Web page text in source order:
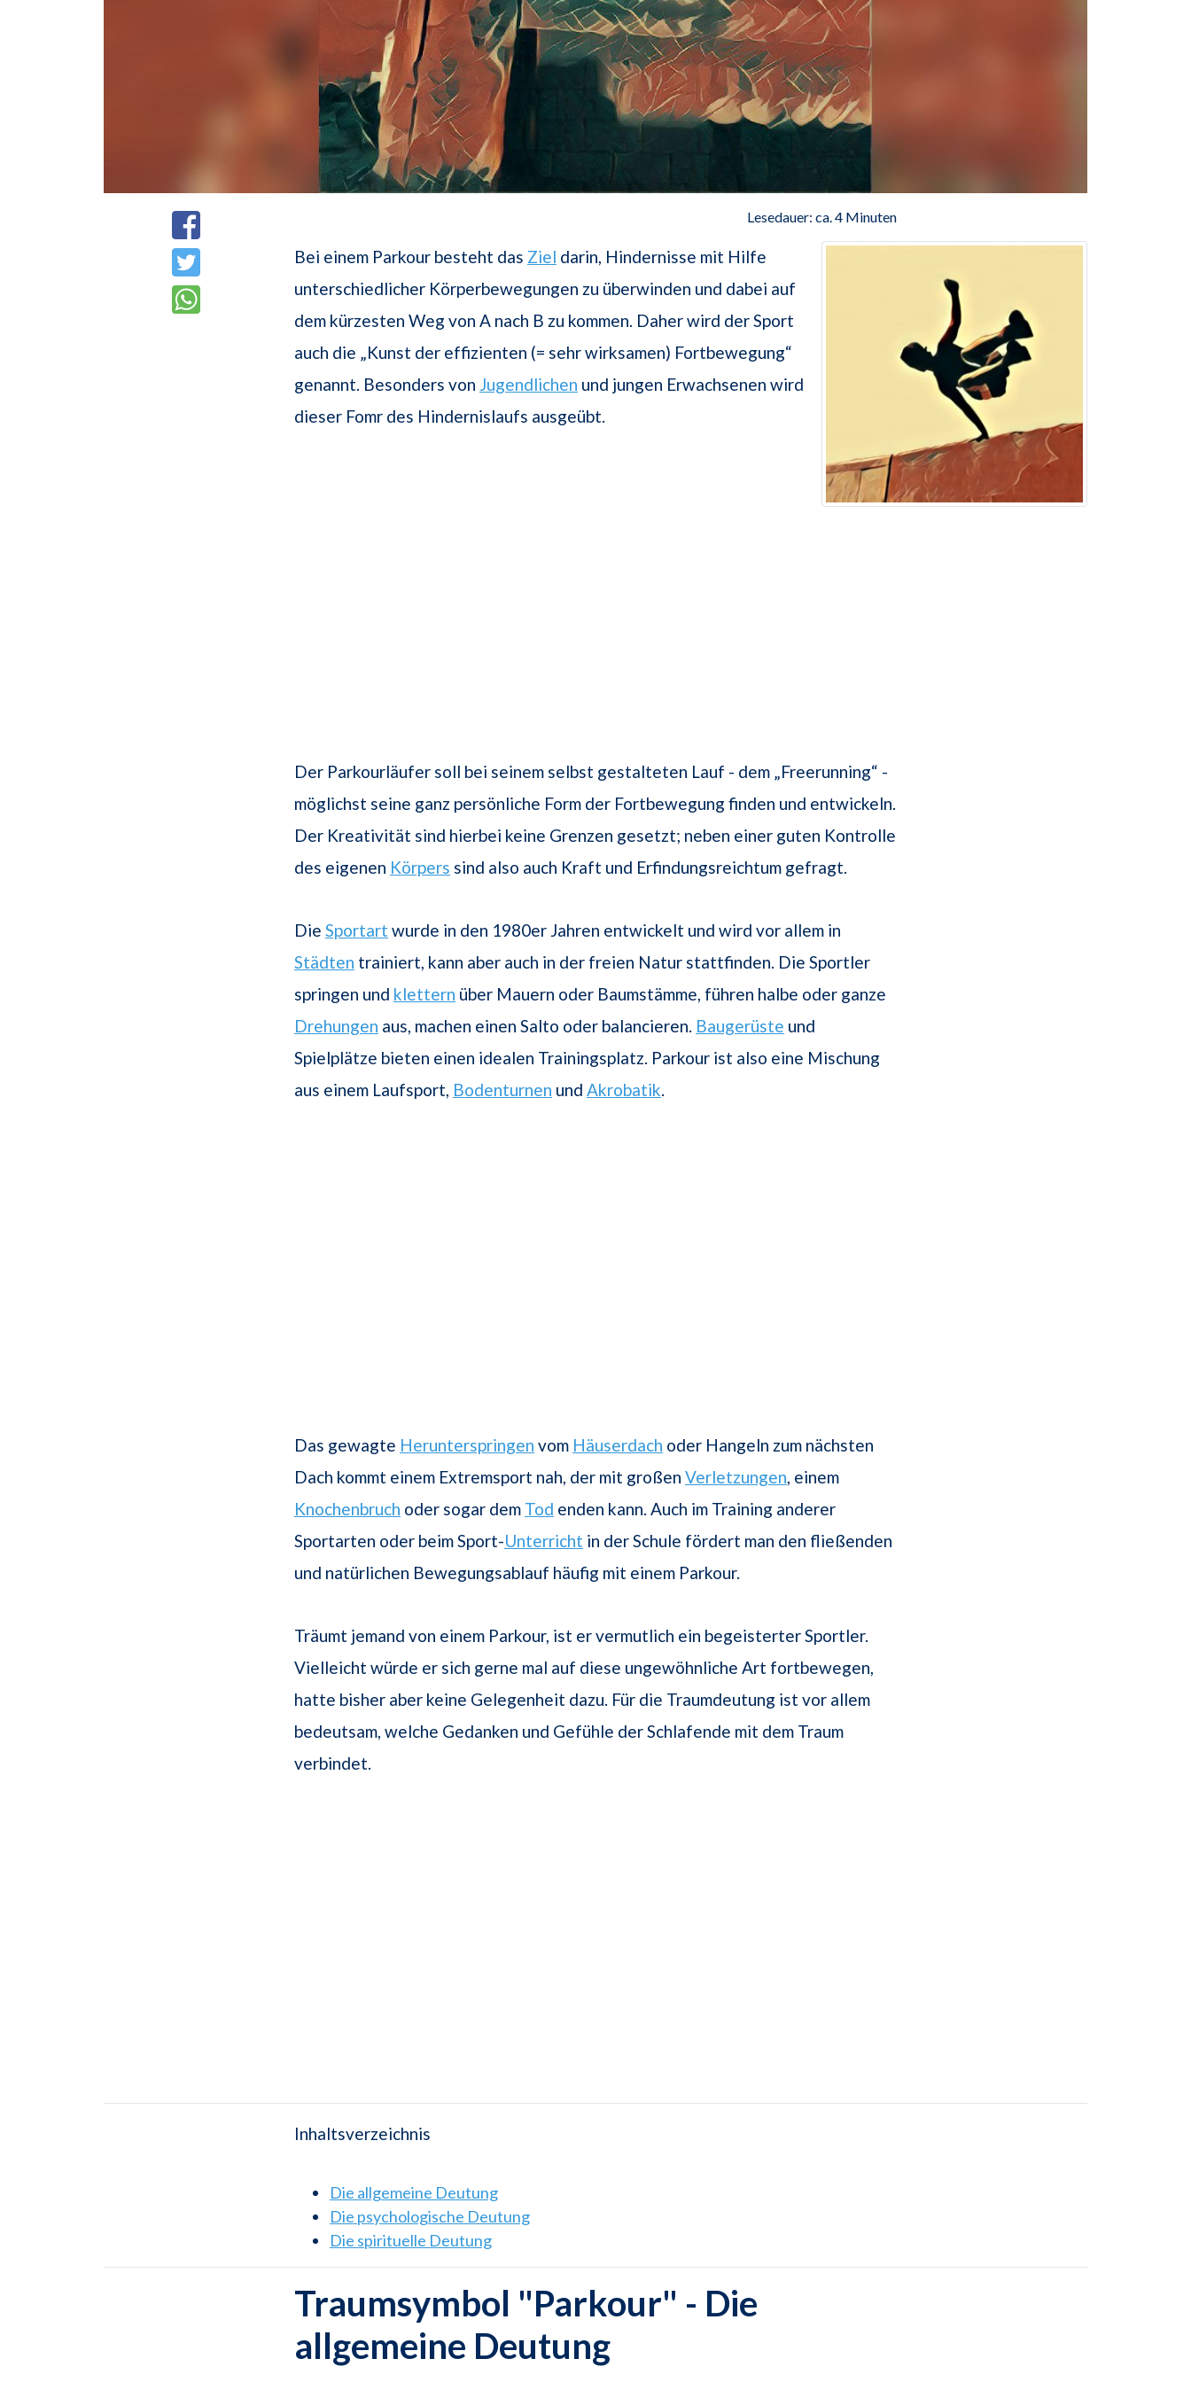
Lesedauer: ca. 4 Minuten
Bei einem Parkour besteht das Ziel darin, Hindernisse mit Hilfe
unterschiedlicher Körperbewegungen zu überwinden und dabei auf
dem kürzesten Weg von A nach B zu kommen. Daher wird der Sport
auch die „Kunst der effizienten (= sehr wirksamen) Fortbewegung“
genannt. Besonders von Jugendlichen und jungen Erwachsenen wird
dieser Fomr des Hindernislaufs ausgeübt.
Der Parkourläufer soll bei seinem selbst gestalteten Lauf - dem „Freerunning“ -
möglichst seine ganz persönliche Form der Fortbewegung finden und entwickeln.
Der Kreativität sind hierbei keine Grenzen gesetzt; neben einer guten Kontrolle
des eigenen Körpers sind also auch Kraft und Erfindungsreichtum gefragt.
Die Sportart wurde in den 1980er Jahren entwickelt und wird vor allem in
Städten trainiert, kann aber auch in der freien Natur stattfinden. Die Sportler
springen und klettern über Mauern oder Baumstämme, führen halbe oder ganze
Drehungen aus, machen einen Salto oder balancieren. Baugerüste und
Spielplätze bieten einen idealen Trainingsplatz. Parkour ist also eine Mischung
aus einem Laufsport, Bodenturnen und Akrobatik.
Das gewagte Herunterspringen vom Häuserdach oder Hangeln zum nächsten
Dach kommt einem Extremsport nah, der mit großen Verletzungen, einem
Knochenbruch oder sogar dem Tod enden kann. Auch im Training anderer
Sportarten oder beim Sport-Unterricht in der Schule fördert man den fließenden
und natürlichen Bewegungsablauf häufig mit einem Parkour.
Träumt jemand von einem Parkour, ist er vermutlich ein begeisterter Sportler.
Vielleicht würde er sich gerne mal auf diese ungewöhnliche Art fortbewegen,
hatte bisher aber keine Gelegenheit dazu. Für die Traumdeutung ist vor allem
bedeutsam, welche Gedanken und Gefühle der Schlafende mit dem Traum
verbindet.
Inhaltsverzeichnis
Die allgemeine Deutung
Die psychologische Deutung
Die spirituelle Deutung
Traumsymbol "Parkour" - Die
allgemeine Deutung